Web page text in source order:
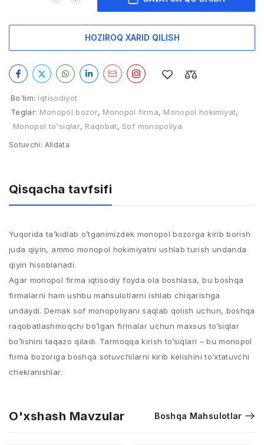
HOZIROQ XARID QILISH
Bo'lim: Iqtisodiyot
Teglar: Monopol bozor, Monopol firma, Monopol hokimiyat,
Monopol to'siqlar, Raqobat, Sof monopoliya
Sotuvchi: Alldata
Qisqacha tavfsifi
Yuqorida ta’kidlab o’tganimizdek monopol bozorga kirib borish
juda qiyin, ammo monopol hokimiyatni ushlab turish undanda
qiyin hisoblanadi.
Agar monopol firma iqtisodiy foyda ola boshlasa, bu boshqa
firmalarni ham ushbu mahsulotlarni ishlab chiqarishga
undaydi. Demak sof monopoliyani saqlab qolish uchun, boshqa
raqobatlashmoqchi bo’lgan firmalar uchun maxsus to’siqlar
bo’lishini taqazo qiladi. Tarmoqqa kirish to’siqlari – bu monopol
firma bozoriga boshqa sotuvchilarni kirib kelishini to’xtatuvchi
cheklanishlar.
O'xshash Mavzular Boshqa Mahsulotlar